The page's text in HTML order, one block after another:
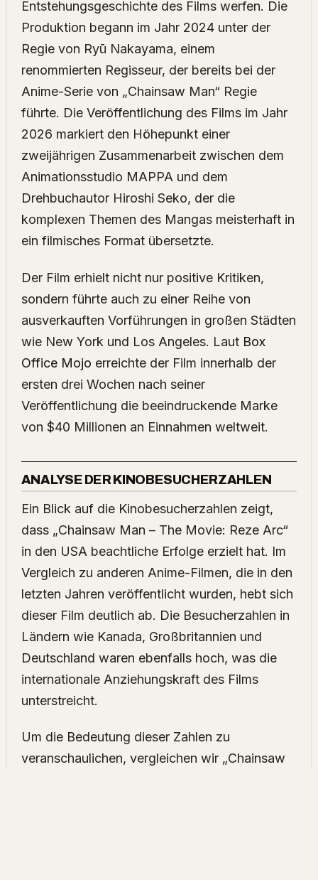
Entstehungsgeschichte des Films werfen. Die
Produktion begann im Jahr 2024 unter der
Regie von Ryū Nakayama, einem
renommierten Regisseur, der bereits bei der
Anime-Serie von „Chainsaw Man“ Regie
führte. Die Veröffentlichung des Films im Jahr
2026 markiert den Höhepunkt einer
zweijährigen Zusammenarbeit zwischen dem
Animationsstudio MAPPA und dem
Drehbuchautor Hiroshi Seko, der die
komplexen Themen des Mangas meisterhaft in
ein filmisches Format übersetzte.
Der Film erhielt nicht nur positive Kritiken,
sondern führte auch zu einer Reihe von
ausverkauften Vorführungen in großen Städten
wie New York und Los Angeles. Laut Box
Office Mojo erreichte der Film innerhalb der
ersten drei Wochen nach seiner
Veröffentlichung die beeindruckende Marke
von $40 Millionen an Einnahmen weltweit.
ANALYSE DER KINOBESUCHERZAHLEN
Ein Blick auf die Kinobesucherzahlen zeigt,
dass „Chainsaw Man – The Movie: Reze Arc“
in den USA beachtliche Erfolge erzielt hat. Im
Vergleich zu anderen Anime-Filmen, die in den
letzten Jahren veröffentlicht wurden, hebt sich
dieser Film deutlich ab. Die Besucherzahlen in
Ländern wie Kanada, Großbritannien und
Deutschland waren ebenfalls hoch, was die
internationale Anziehungskraft des Films
unterstreicht.
Um die Bedeutung dieser Zahlen zu
veranschaulichen, vergleichen wir „Chainsaw